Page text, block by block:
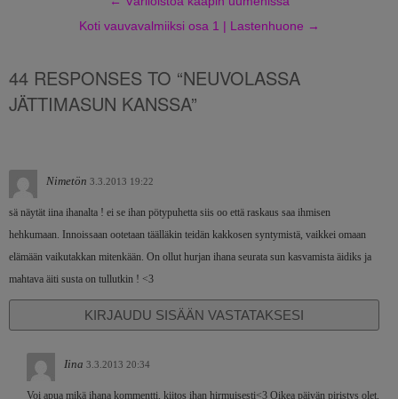
Koti vauvavalmiiksi osa 1 | Lastenhuone →
44 RESPONSES TO “NEUVOLASSA
JÄTTIMASUN KANSSA”
Nimetön 3.3.2013 19:22
sä näytät iina ihanalta ! ei se ihan pötypuhetta siis oo että raskaus saa ihmisen
hehkumaan. Innoissaan ootetaan täälläkin teidän kakkosen syntymistä, vaikkei omaan
elämään vaikutakkan mitenkään. On ollut hurjan ihana seurata sun kasvamista äidiks ja
mahtava äiti susta on tullutkin ! <3
KIRJAUDU SISÄÄN VASTATAKSESI
Iina 3.3.2013 20:34
Voi apua mikä ihana kommentti, kiitos ihan hirmuisesti<3 Oikea päivän piristys olet,